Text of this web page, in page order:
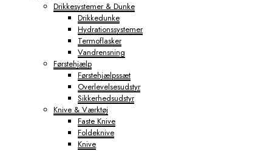
Drikkesystemer & Dunke
Drikkedunke
Hydrationssystemer
Termoflasker
Vandrensning
Førstehjælp
Førstehjælpssæt
Overlevelsesudstyr
Sikkerhedsudstyr
Knive & Værktøj
Faste Knive
Foldeknive
Knive